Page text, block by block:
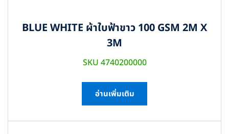
BLUE WHITE ผ้าใบฟ้าขาว 100 GSM 2M X
3M
SKU 4740200000
อ่านเพิ่มเติม